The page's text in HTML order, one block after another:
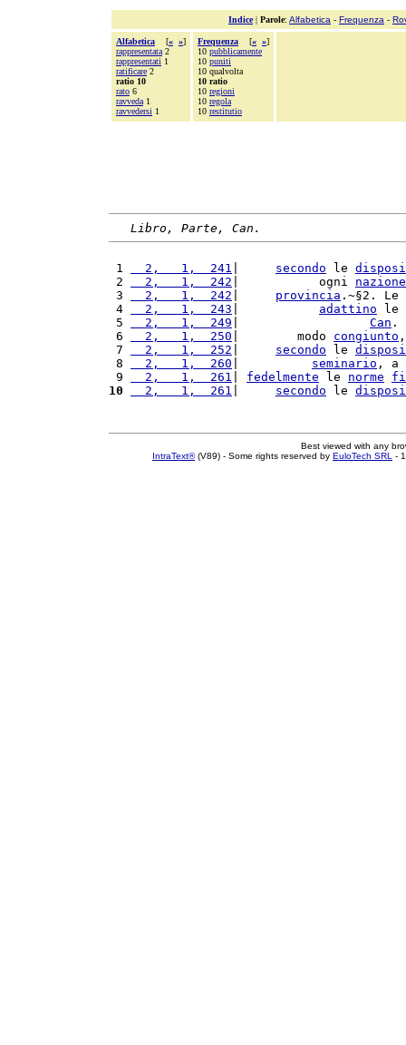
Indice| Parole: Alfabetica - Frequenza -
Alfabetica [« »]
rappresentata 2
rappresentati 1
ratificare 2
ratio 10
rato 6
ravveda 1
ravvedersi 1
Frequenza [« »]
10 pubblicamente
10 puniti
10 qualvolta
10 ratio
10 regioni
10 regola
10 restitutio
Libro, Parte, Can.
1
  2,   1,  241
secondo le
2
  2,   1,  242
|           ogni nazione
3
  2,   1,  242
provincia .~§2. Le
4
  2,   1,  243
adattino le
5
  2,   1,  249
Can .
6
  2,   1,  250
|        modo congiunto
7
  2,   1,  252
secondo le
8
  2,   1,  260
seminario , a
9
  2,   1,  261
fedelmente le norme
10
  2,   1,  261
secondo le
Best viewed with any
IntraText®(V89) - Some rights reserved by EuloTech SRL -